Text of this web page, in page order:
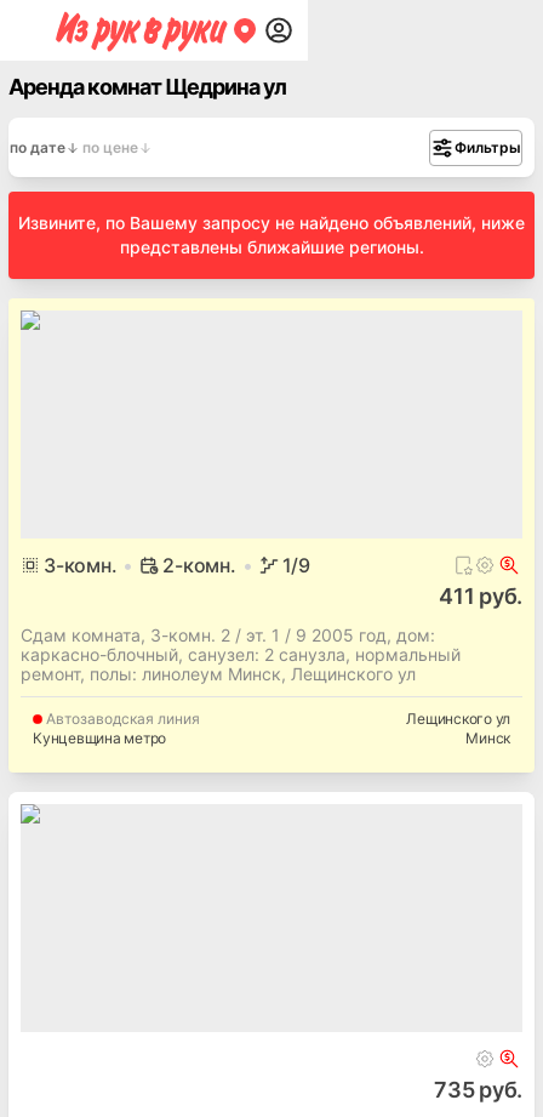
Аренда комнат Щедрина ул
по дате по цене Фильтры
Извините, по Вашему запросу не найдено объявлений, ниже
представлены ближайшие регионы.
3-комн. 2-комн. 1/9
411 руб.
Сдам комната, 3-комн. 2 / эт. 1 / 9 2005 год, дом:
каркасно-блочный, cанузел: 2 санузла, нормальный
ремонт, полы: линолеум Минск, Лещинского ул
Автозаводская линия
Кунцевщина метро
Лещинского ул
Минск
735 руб.